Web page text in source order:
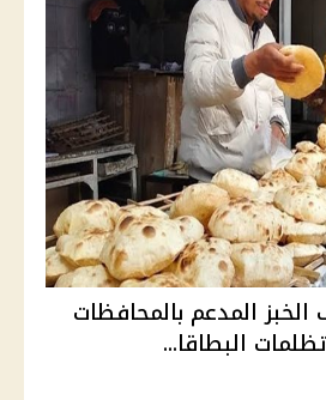
المدعم بالمحافظات
البطاقا...